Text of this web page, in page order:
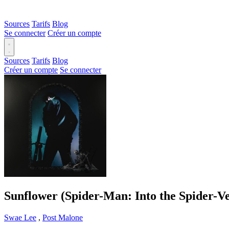
Sources Tarifs Blog
Se connecter Créer un compte
Sources Tarifs Blog
Créer un compte Se connecter
Sunflower (Spider-Man: Into the Spider-
Swae Lee , Post Malone